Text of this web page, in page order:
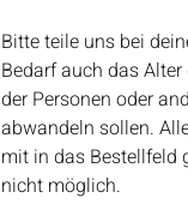
Bitte teile uns bei
Bedarf auch das
der Personen oder
abwandeln sollen.
mit in das Bestellfeld
nicht möglich.